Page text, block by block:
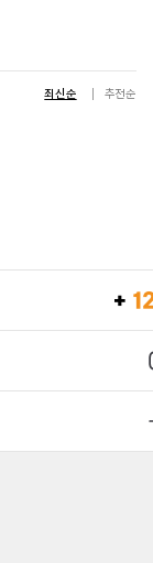
최신순 추천순